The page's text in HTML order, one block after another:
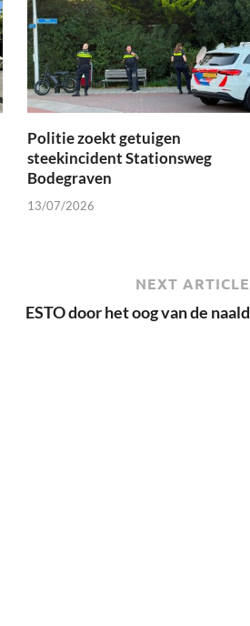
Politie zoekt getuigen
steekincident Stationsweg
Bodegraven
13/07/2026
NEXT ARTICLE
ESTO door het oog van de naald